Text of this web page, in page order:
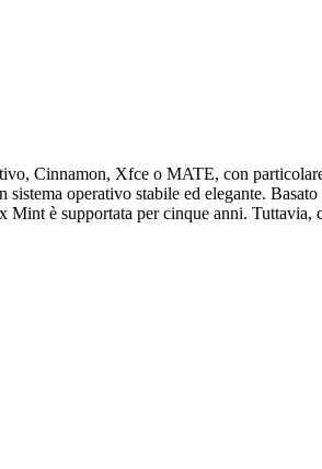
Cinnamon, Xfce o MATE, con
operativo stabile ed elegante.
è supportata per cinque anni. Tuttavia,